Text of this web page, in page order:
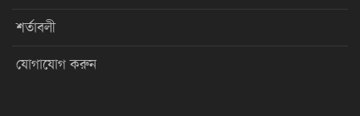
শর্তাবলী
যোগাযোগ করুন